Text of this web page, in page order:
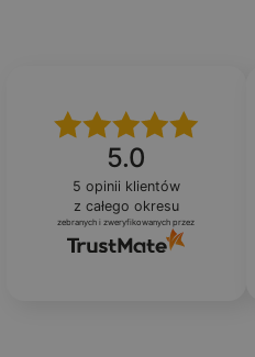
5.0
5 opinii klientów
z całego okresu
zebranych i zweryfikowanych przez